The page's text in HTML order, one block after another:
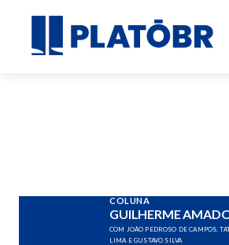
COLUNA
GUILHERME
COM JOÃO PEDROSO DE CAMPOS,
LIMA E GUSTAVO SILVA